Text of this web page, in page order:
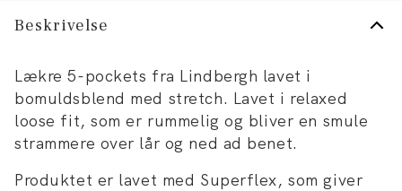
Beskrivelse
Lækre 5-pockets fra Lindbergh lavet i
bomuldsblend med stretch. Lavet i relaxed
loose fit, som er rummelig og bliver en smule
strammere over lår og ned ad benet.
Produktet er lavet med Superflex, som giver